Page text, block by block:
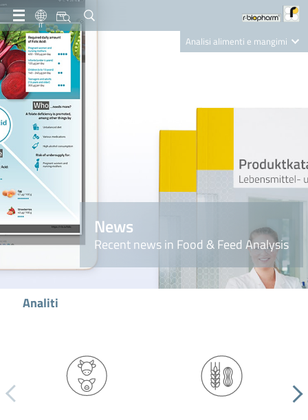
IT
Analisi alimenti e mangimi
Nutrition Care
News
Recent news in Food & Feed Analysis
Analiti